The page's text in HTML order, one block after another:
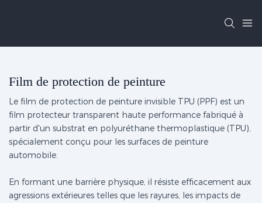
Film de protection de peinture
Le film de protection de peinture invisible TPU (PPF) est un
film protecteur transparent haute performance fabriqué à
partir d'un substrat en polyuréthane thermoplastique (TPU),
spécialement conçu pour les surfaces de peinture
automobile.
En formant une barrière physique, il résiste efficacement aux
agressions extérieures telles que les rayures, les impacts de